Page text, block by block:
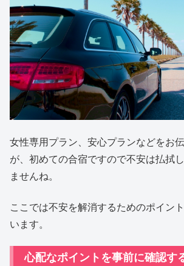
女性専用プラン、安心プランなどをお
が、初めての合宿ですので不安は払拭
ませんね。
ここでは不安を解消するためのポイン
います。
心配なポイントを事前に確認す